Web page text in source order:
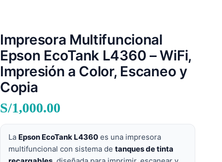
Impresora Multifuncional
Epson EcoTank L4360 – WiFi,
Impresión a Color, Escaneo y
Copia
S/1,000.00
La Epson EcoTank L4360 es una impresora
multifuncional con sistema de tanques de tinta